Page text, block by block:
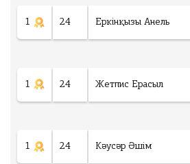
1 24 Еркінқызы Анель
1 24 Жетпис Ерасыл
1 24 Кәусәр Әшім